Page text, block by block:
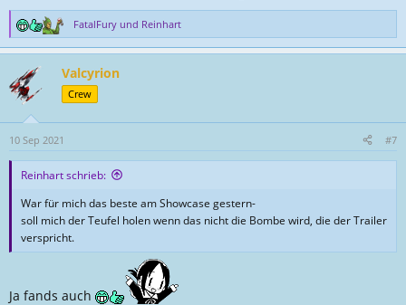
R
e
k
t
o
n
FatalFury und Reinhart
Valcyrion
Crew
10 Sep 2021 #7
Reinhart schrieb:
War für mich das beste am Showcase gestern-
soll mich der Teufel holen wenn das nicht die Bombe wird, die der Trailer
verspricht.
Ja fands auch